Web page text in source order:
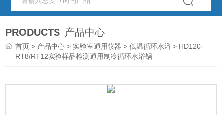
PRODUCTS 产品中心
首页 > 产品中心 > 实验室通用仪器 >低温循环水浴 > HD120-
RT8/RT12实验样品检测通用制冷循环水浴锅